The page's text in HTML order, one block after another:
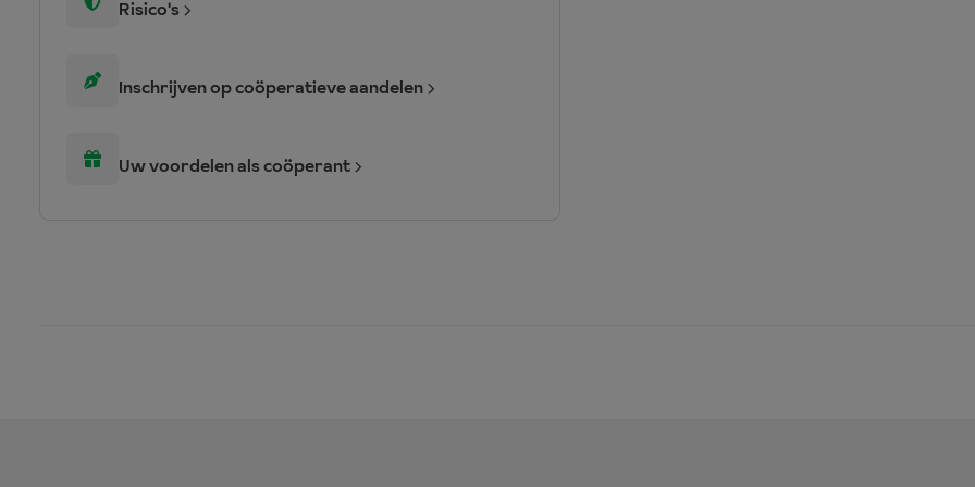
Risico's
Inschrijven op coöperatieve aandelen
Uw voordelen als coöperant